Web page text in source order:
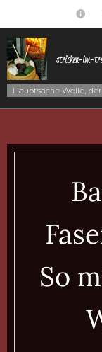
stricken-im-
Hauptsache Wolle,
So